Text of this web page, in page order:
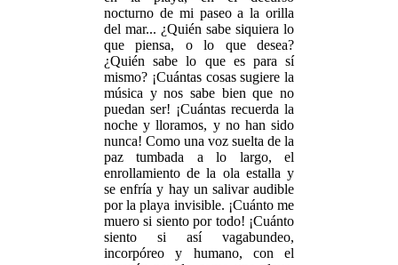
nocturno de mi paseo a la orilla
del mar... ¿Quién sabe siquiera lo
que piensa, o lo que desea?
¿Quién sabe lo que es para sí
mismo? ¡Cuántas cosas sugiere la
música y nos sabe bien que no
puedan ser! ¡Cuántas recuerda la
noche y lloramos, y no han sido
nunca! Como una voz suelta de la
paz tumbada a lo largo, el
enrollamiento de la ola estalla y
se enfría y hay un salivar audible
por la playa invisible. ¡Cuánto me
muero si siento por todo! ¡Cuánto
siento si así vagabundeo,
incorpóreo y humano, con el